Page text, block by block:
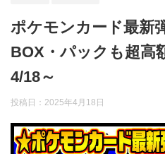
ポケモンカード最新
BOX・パックも超高
4/18～
投稿日： 2025年4月18日